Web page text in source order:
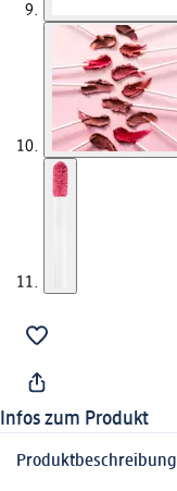
Infos zum Produkt
Produktbeschreibung